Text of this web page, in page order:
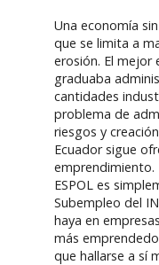
Una economía
que se limita a
erosión. El mejor
graduaba
cantidades
problema de
riesgos y
Ecuador sigue
emprendimiento.
ESPOL es
Subempleo del
haya en
más
que hallarse a sí